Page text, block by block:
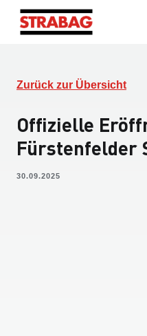
Zurück zur Übersicht
Offizielle
Fürstenfelder
30.09.2025